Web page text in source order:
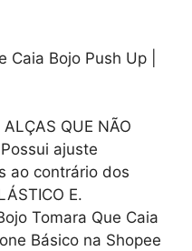
QUE NÃO
ajuste
ao contrário dos
E.
Tomara Que Caia
Básico na Shopee